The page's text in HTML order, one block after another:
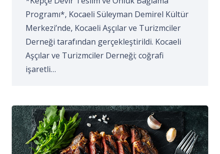
Programı*, Kocaeli Süleyman Demirel Kültür
Merkezi’nde, Kocaeli Aşçılar ve Turizmciler
Derneği tarafından gerçekleştirildi. Kocaeli
Aşçılar ve Turizmciler Derneği; coğrafi
işaretli…